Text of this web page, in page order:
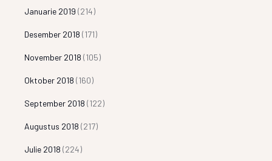
Januarie 2019 (214)
Desember 2018 (171)
November 2018 (105)
Oktober 2018 (160)
September 2018 (122)
Augustus 2018 (217)
Julie 2018 (224)